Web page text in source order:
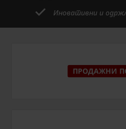
Иновативни и
ПРОДАЖНИ